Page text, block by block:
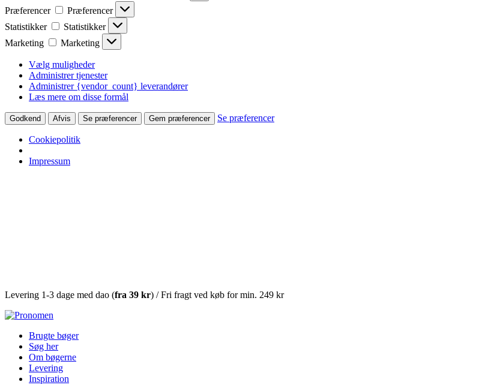
Præferencer
Præferencer
Statistikker
Statistikker
Marketing
Marketing
Vælg muligheder
Administrer tjenester
Administrer {vendor_count} leverandører
Læs mere om disse formål
Godkend Afvis Se præferencer Gem præferencer Se præferencer
Cookiepolitik
Impressum
Levering 1-3 dage med dao (fra 39 kr) / Fri fragt ved køb for min. 249 kr
Brugte bøger
Søg her
Om bøgerne
Levering
Inspiration